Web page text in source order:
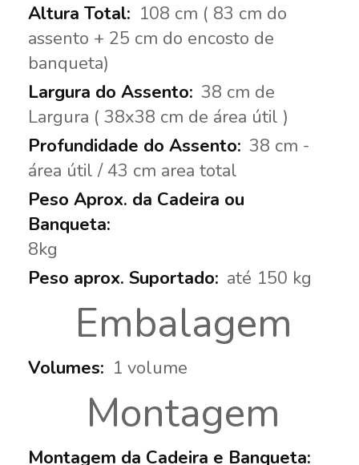
108 cm ( 83 cm do
assento + 25 cm do encosto de
banqueta)
38 cm de
Largura ( 38x38 cm de área útil )
38 cm -
área útil / 43 cm area total
8kg
até 150 kg
Embalagem
1 volume
Montagem